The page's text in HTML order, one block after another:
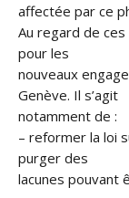
affectée par ce
Au regard de
pour les
nouveaux
Genève. Il s’agit
notamment de :
– reformer la loi
purger des
lacunes pouvant